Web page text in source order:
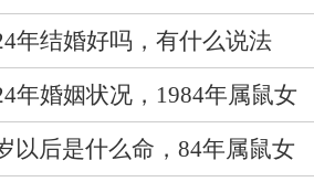
年结婚好吗，有什么说法
年婚姻状况，1984年属鼠女
何
以后是什么命，84年属鼠女